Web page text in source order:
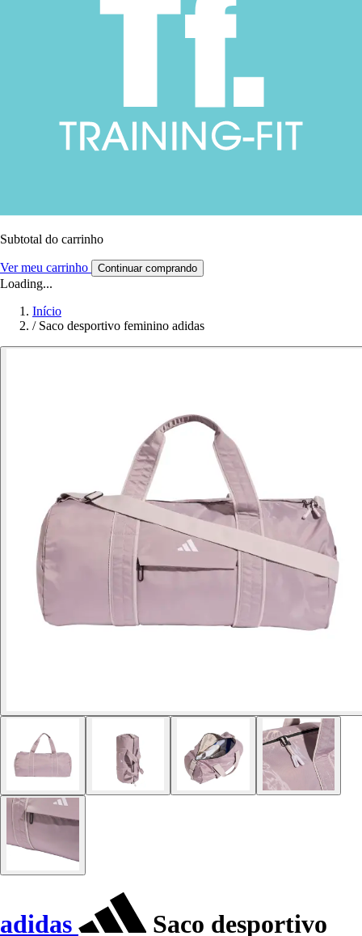
Subtotal do carrinho
Ver meu carrinho Continuar comprando
Loading...
Início
/ Saco desportivo feminino adidas
adidas Saco desportivo